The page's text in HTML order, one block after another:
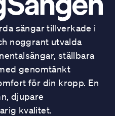
sängar tillverkade i
noggrant utvalda
ställbara
genomtänkt
för din kropp. En
djupare
kvalitet.